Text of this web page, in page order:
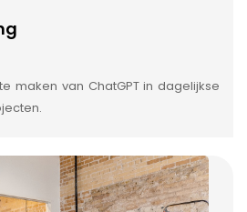
maken van ChatGPT in dagelijkse